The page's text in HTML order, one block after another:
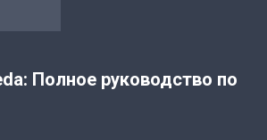
Полное руководство по